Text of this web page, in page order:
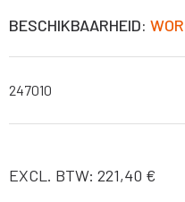
BESCHIKBAARHEID:
247010
EXCL. BTW: 221,40 €